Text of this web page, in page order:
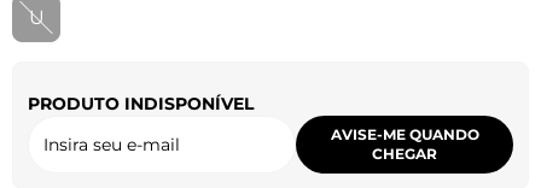
U
PRODUTO INDISPONÍVEL
AVISE-ME QUANDO
CHEGAR